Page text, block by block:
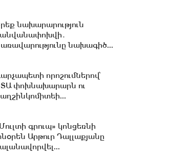
-Կոնգոյում Էբոլայի
նոր դեպքերի
- «Մուլտի գրուպ»
տնօրեն Արթուր
-«Մուլտի գրուպ»
նախարարություն
նախագիծ...
որոշումներով՝
փոխնախարարն ու
գրուպ» կոնցեռնի
Արթուր Դալլաքյանը